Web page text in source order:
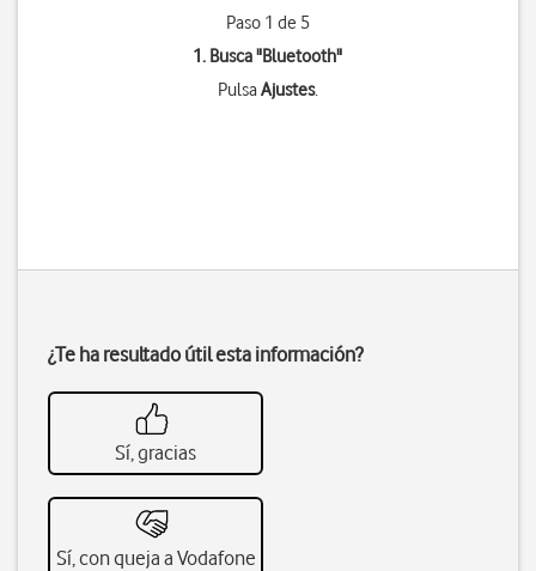
Paso 1 de 5
1. Busca "Bluetooth"
PulsaAjustes.
¿Te ha resultado útil esta información?
Sí, gracias
Sí, con queja a Vodafone